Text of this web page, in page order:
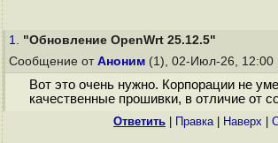
1. "Обновление OpenWrt 25.12.5"
Сообщение от Аноним (1), 02-Июл-26, 12:00
Вот это очень нужно. Корпорации не
качественные прошивки, в отличие от
Ответить Правка| Наверх